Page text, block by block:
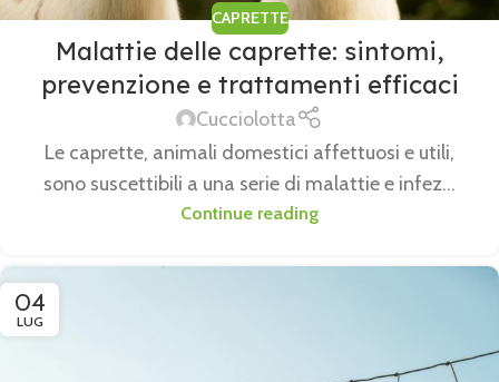
CAPRETTE
Malattie delle caprette: sintomi,
prevenzione e trattamenti efficaci
Cucciolotta
Le caprette, animali domestici affettuosi e utili,
sono suscettibili a una serie di malattie e infez...
Continue reading
04
LUG